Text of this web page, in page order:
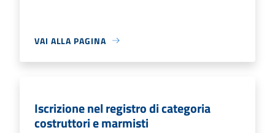
VAI ALLA PAGINA
Iscrizione nel registro di categoria
costruttori e marmisti